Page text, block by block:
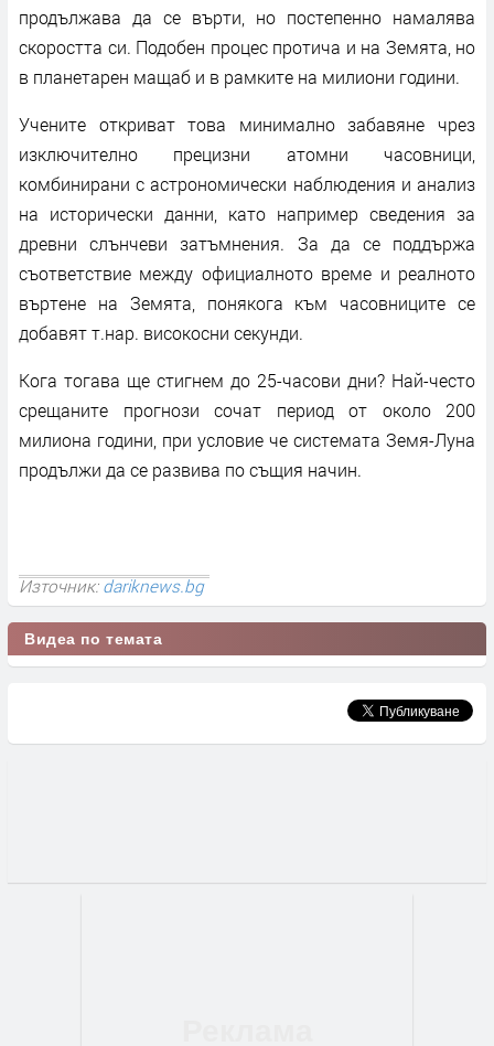
продължава да се върти, но постепенно намалява
скоростта си. Подобен процес протича и на Земята, но
в планетарен мащаб и в рамките на милиони години.
Учените откриват това минимално забавяне чрез
изключително прецизни атомни часовници,
комбинирани с астрономически наблюдения и анализ
на исторически данни, като например сведения за
древни слънчеви затъмнения. За да се поддържа
съответствие между официалното време и реалното
въртене на Земята, понякога към часовниците се
добавят т.нар. високосни секунди.
Кога тогава ще стигнем до 25-часови дни? Най-често
срещаните прогнози сочат период от около 200
милиона години, при условие че системата Земя-Луна
продължи да се развива по същия начин.
Източник:dariknews.bg
Видеа по темата